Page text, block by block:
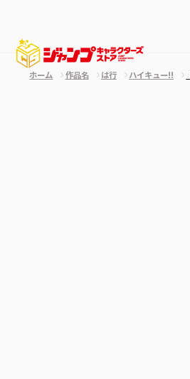
ホーム 作品名 は行 ハイキュー!!